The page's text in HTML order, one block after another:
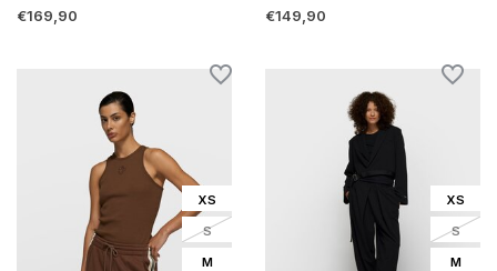
€169,90 €149,90
XS
S
M
XS
S
M